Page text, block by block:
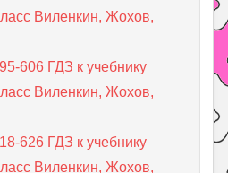
Виленкин, Жохов,
606 ГДЗ к учебнику
Виленкин, Жохов,
626 ГДЗ к учебнику
Виленкин, Жохов,